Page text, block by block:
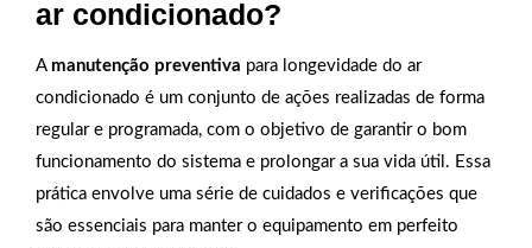
ar condicionado?
A manutenção preventiva para longevidade do ar
condicionado é um conjunto de ações realizadas de forma
regular e programada, com o objetivo de garantir o bom
funcionamento do sistema e prolongar a sua vida útil. Essa
prática envolve uma série de cuidados e verificações que
são essenciais para manter o equipamento em perfeito